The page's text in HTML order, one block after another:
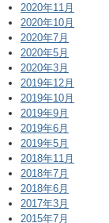
2020年11月
2020年10月
2020年7月
2020年5月
2020年3月
2019年12月
2019年10月
2019年9月
2019年6月
2019年5月
2018年11月
2018年7月
2018年6月
2017年3月
2015年7月